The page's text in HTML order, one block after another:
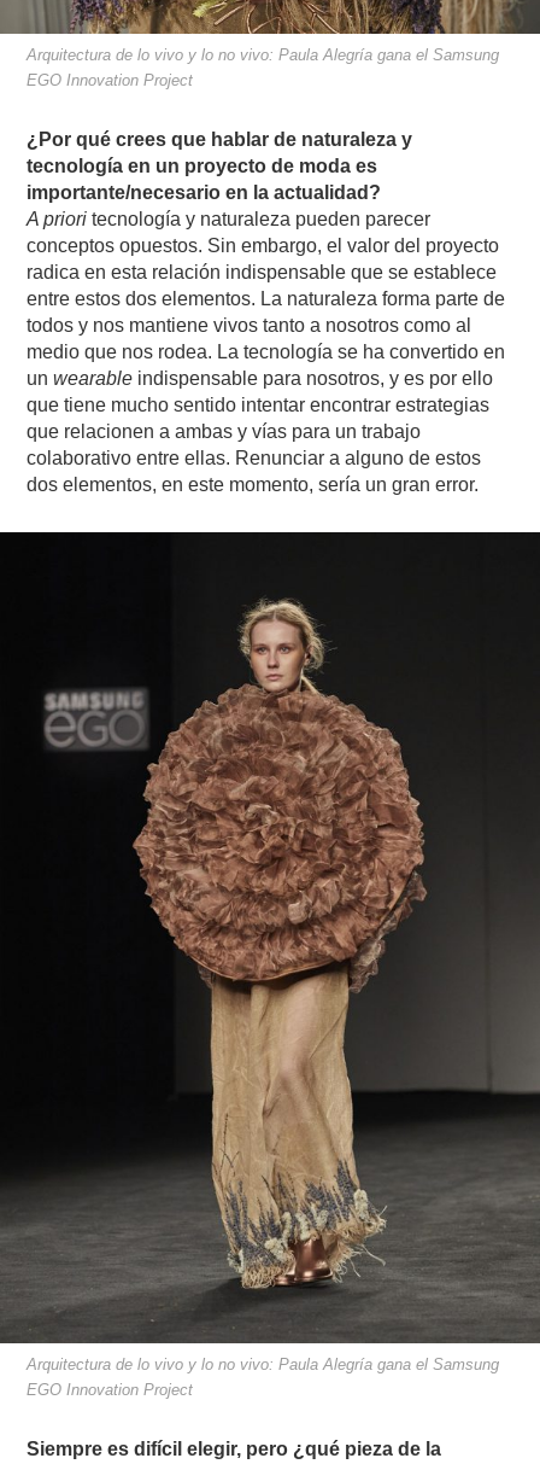
Arquitectura de lo vivo y lo no vivo: Paula Alegría gana el Samsung
EGO Innovation Project
¿Por qué crees que hablar de naturaleza y
tecnología en un proyecto de moda es
importante/necesario en la actualidad?
A priori tecnología y naturaleza pueden parecer
conceptos opuestos. Sin embargo, el valor del proyecto
radica en esta relación indispensable que se establece
entre estos dos elementos. La naturaleza forma parte de
todos y nos mantiene vivos tanto a nosotros como al
medio que nos rodea. La tecnología se ha convertido en
unwearable indispensable para nosotros, y es por ello
que tiene mucho sentido intentar encontrar estrategias
que relacionen a ambas y vías para un trabajo
colaborativo entre ellas. Renunciar a alguno de estos
dos elementos, en este momento, sería un gran error.
Arquitectura de lo vivo y lo no vivo: Paula Alegría gana el Samsung
EGO Innovation Project
Siempre es difícil elegir, pero ¿qué pieza de la